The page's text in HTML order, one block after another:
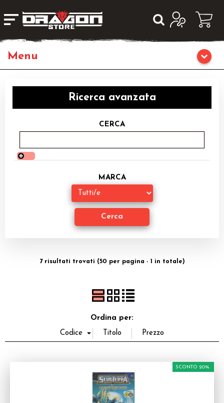
Giochi di Ruolo
Librigame
Editoria
Giochi di Carte Collezionabili
Accessori
Ricerca avanzata
CERCA
MARCA
7 risultati trovati (50 per pagina - 1 in totale)
Ordina per:
SCONTO 20%